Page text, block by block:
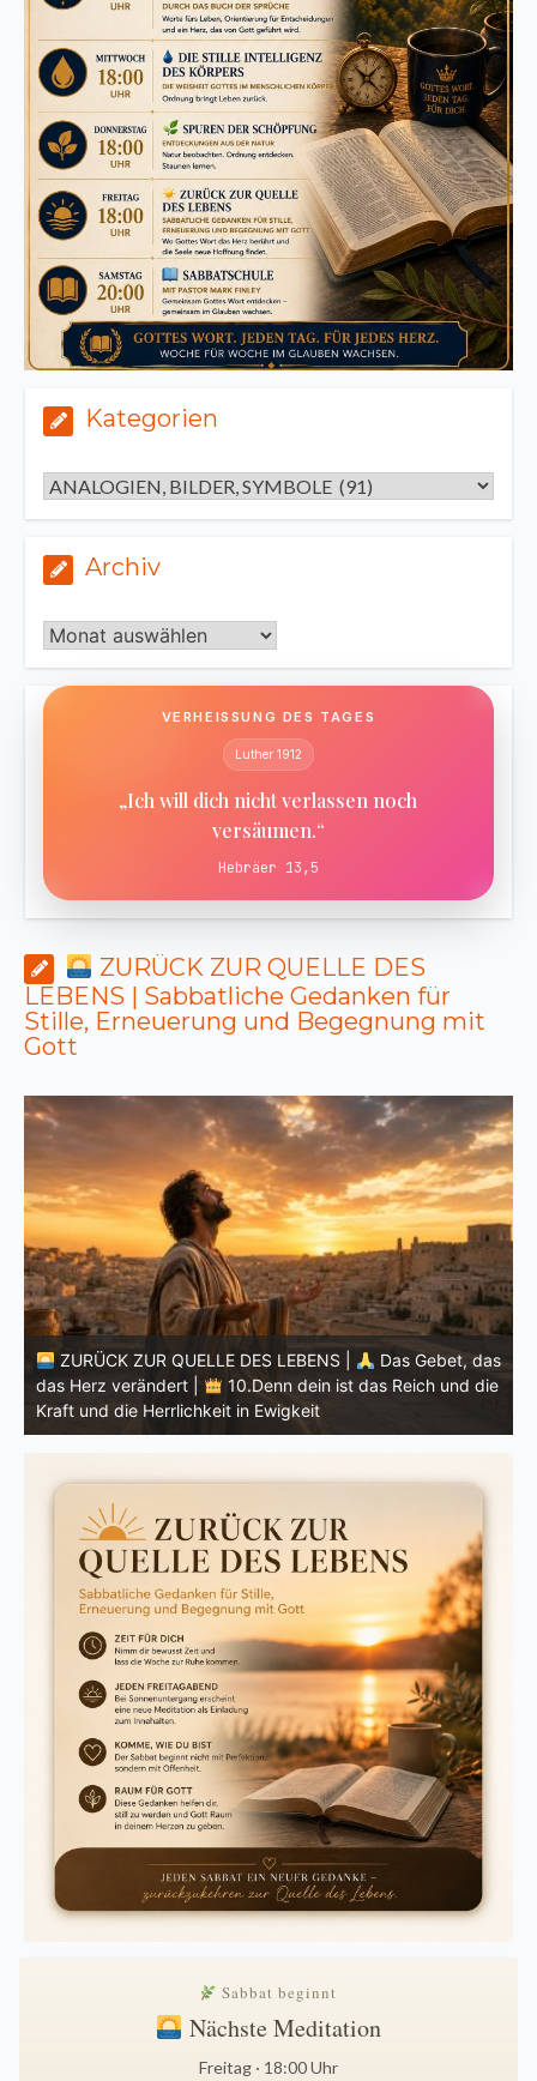
Kategorien
Kategorien
Archiv
Archiv
VERHEISSUNG DES TAGES
Luther 1912
„Ich will dich nicht verlassen noch
versäumen.“
Hebräer 13,5
ZURÜCK ZUR QUELLE DES
LEBENS | Sabbatliche Gedanken für
Stille, Erneuerung und Begegnung mit
Gott
das
die
ZURÜCK ZUR QUELLE DES LEBENS |
Das Gebet, das
das Herz verändert |
9.Erlöse uns von dem Bösen
Sabbat beginnt
Nächste Meditation
Freitag · 18:00 Uhr